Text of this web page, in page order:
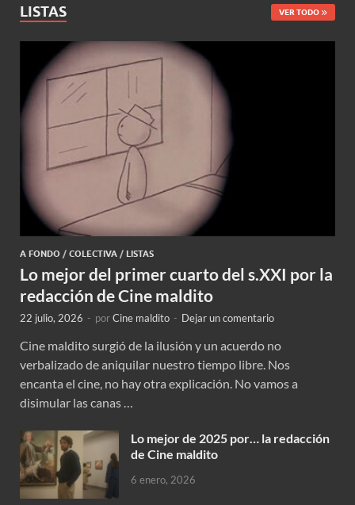
LISTAS VER TODO
A FONDO / COLECTIVA / LISTAS
Lo mejor del primer cuarto del s.XXI por la
redacción de Cine maldito
22 julio, 2026 - porCine maldito - Dejar un comentario
Cine maldito surgió de la ilusión y un acuerdo no
verbalizado de aniquilar nuestro tiempo libre. Nos
encanta el cine, no hay otra explicación. No vamos a
disimular las canas …
Lo mejor de 2025 por… la redacción
de Cine maldito
6 enero, 2026